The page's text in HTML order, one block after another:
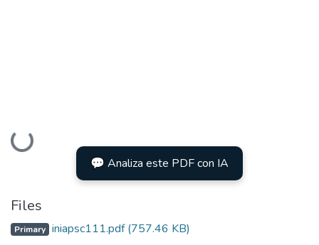
Loading...
💬 Analiza este PDF con IA
Files
Primary iniapsc111.pdf(757.46 KB)